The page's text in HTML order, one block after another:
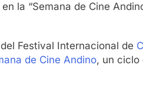
la “Semana de Cine
Festival Internacional de
de Cine Andino, un ciclo